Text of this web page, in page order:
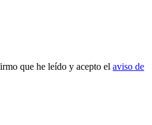
que he leído y acepto el aviso de